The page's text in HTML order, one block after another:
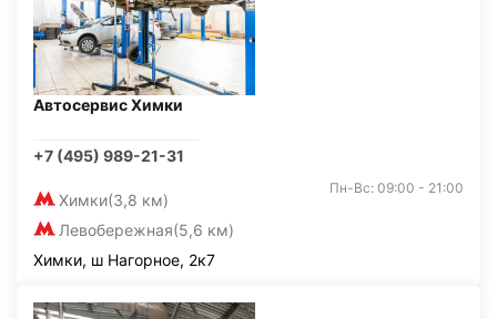
Автосервис Химки
+7 (495) 989-21-31
Химки(3,8 км)
Левобережная(5,6 км)
Пн-Вс: 09:00 - 21:00
Химки, ш Нагорное, 2к7